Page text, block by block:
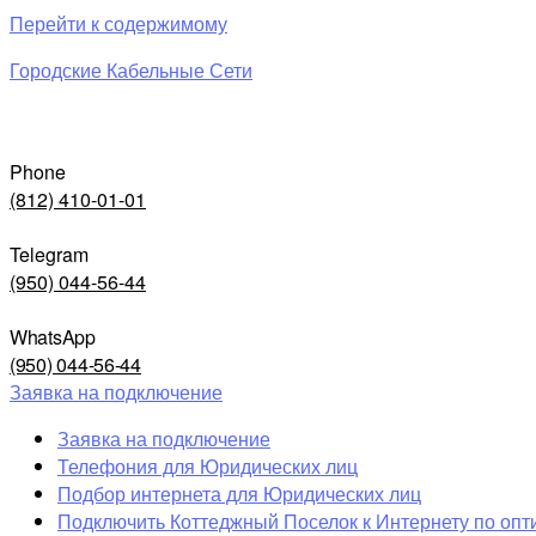
Перейти к содержимому
Городские Кабельные Сети
Phone
(812) 410-01-01
Telegram
(950) 044-56-44
WhatsApp
(950) 044-56-44
Заявка на подключение
Заявка на подключение
Телефония для Юридических лиц
Подбор интернета для Юридических лиц
Подключить Коттеджный Поселок к Интернету по